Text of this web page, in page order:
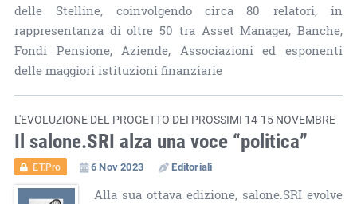
delle Stelline, coinvolgendo circa 80 relatori, in
rappresentanza di oltre 50 tra Asset Manager, Banche,
Fondi Pensione, Aziende, Associazioni ed esponenti
delle maggiori istituzioni finanziarie
L'EVOLUZIONE DEL PROGETTO DEI PROSSIMI 14-15 NOVEMBRE
Il salone.SRI alza una voce “politica”
ET.Pro 6 Nov 2023 Editoriali
Alla sua ottava edizione, salone.SRI evolve